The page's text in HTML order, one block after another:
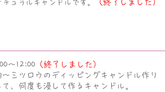
ュラルキャンドルです。
（終了しました）
～12:00 （終了しました）
～ ミツロウのディッピングキャンドル作り
、何度も浸して作るキャンドル。